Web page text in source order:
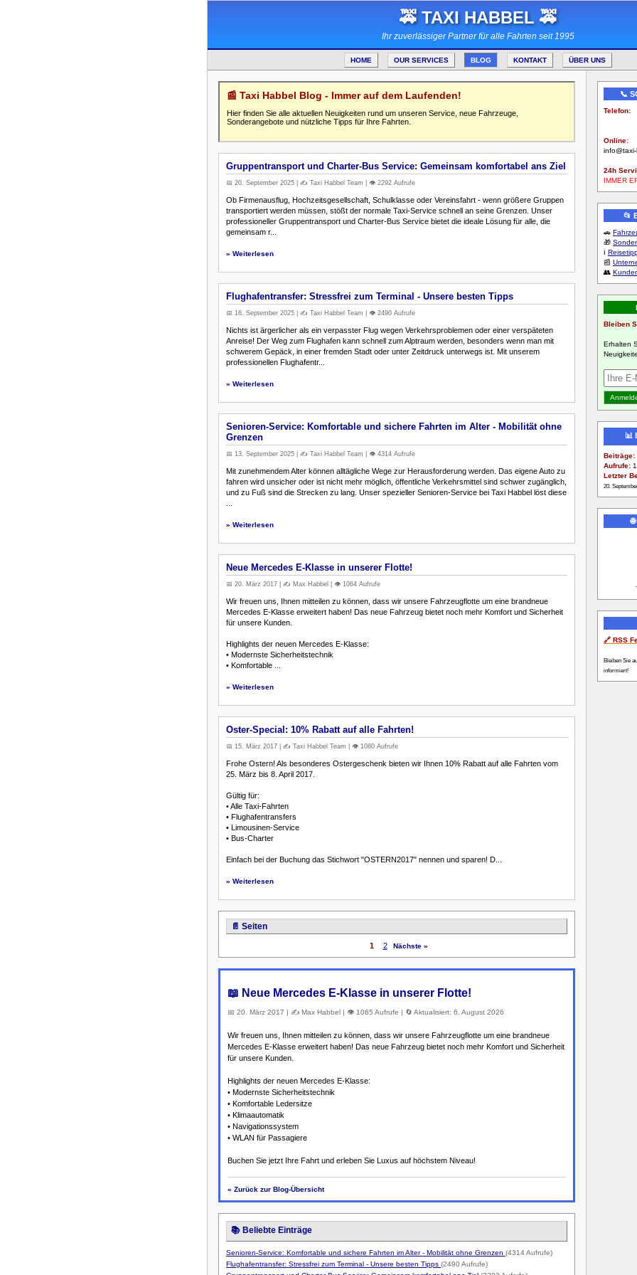
🚕 TAXI HABBEL 🚕
Ihr zuverlässiger Partner für alle Fahrten seit 1995
HOME OUR SERVICES BLOG KONTAKT ÜBER UNS
📰 Taxi Habbel Blog - Immer auf dem Laufenden!
Hier finden Sie alle aktuellen Neuigkeiten rund um unseren Service, neue Fahrzeuge,
Sonderangebote und nützliche Tipps für Ihre Fahrten.
Gruppentransport und Charter-Bus Service: Gemeinsam komfortabel ans Ziel
📅 20. September 2025 | ✍️ Taxi Habbel Team | 👁️ 2292 Aufrufe
Ob Firmenausflug, Hochzeitsgesellschaft, Schulklasse oder Vereinsfahrt - wenn größere Gruppen
transportiert werden müssen, stößt der normale Taxi-Service schnell an seine Grenzen. Unser
professioneller Gruppentransport und Charter-Bus Service bietet die ideale Lösung für alle, die
gemeinsam r...
» Weiterlesen
Flughafentransfer: Stressfrei zum Terminal - Unsere besten Tipps
📅 16. September 2025 | ✍️ Taxi Habbel Team | 👁️ 2490 Aufrufe
Nichts ist ärgerlicher als ein verpasster Flug wegen Verkehrsproblemen oder einer verspäteten
Anreise! Der Weg zum Flughafen kann schnell zum Alptraum werden, besonders wenn man mit
schwerem Gepäck, in einer fremden Stadt oder unter Zeitdruck unterwegs ist. Mit unserem
professionellen Flughafentr...
» Weiterlesen
Senioren-Service: Komfortable und sichere Fahrten im Alter - Mobilität ohne
Grenzen
📅 13. September 2025 | ✍️ Taxi Habbel Team | 👁️ 4314 Aufrufe
Mit zunehmendem Alter können alltägliche Wege zur Herausforderung werden. Das eigene Auto zu
fahren wird unsicher oder ist nicht mehr möglich, öffentliche Verkehrsmittel sind schwer zugänglich,
und zu Fuß sind die Strecken zu lang. Unser spezieller Senioren-Service bei Taxi Habbel löst diese
» Weiterlesen
Neue Mercedes E-Klasse in unserer Flotte!
📅 20. März 2017 | ✍️ Max Habbel | 👁️ 1064 Aufrufe
Wir freuen uns, Ihnen mitteilen zu können, dass wir unsere Fahrzeugflotte um eine brandneue
Mercedes E-Klasse erweitert haben! Das neue Fahrzeug bietet noch mehr Komfort und Sicherheit
für unsere Kunden.
Highlights der neuen Mercedes E-Klasse:
• Modernste Sicherheitstechnik
• Komfortable ...
» Weiterlesen
Oster-Special: 10% Rabatt auf alle Fahrten!
📅 15. März 2017 | ✍️ Taxi Habbel Team | 👁️ 1080 Aufrufe
Frohe Ostern! Als besonderes Ostergeschenk bieten wir Ihnen 10% Rabatt auf alle Fahrten vom
25. März bis 8. April 2017.
Gültig für:
• Alle Taxi-Fahrten
• Flughafentransfers
• Limousinen-Service
• Bus-Charter
Einfach bei der Buchung das Stichwort "OSTERN2017" nennen und sparen! D...
» Weiterlesen
📄 Seiten
1 2 Nächste »
📖 Neue Mercedes E-Klasse in unserer Flotte!
📅 20. März 2017 | ✍️ Max Habbel | 👁️ 1065 Aufrufe | 🔄 Aktualisiert: 6. August 2026
Wir freuen uns, Ihnen mitteilen zu können, dass wir unsere Fahrzeugflotte um eine brandneue
Mercedes E-Klasse erweitert haben! Das neue Fahrzeug bietet noch mehr Komfort und Sicherheit
für unsere Kunden.
Highlights der neuen Mercedes E-Klasse:
• Modernste Sicherheitstechnik
• Komfortable Ledersitze
• Klimaautomatik
• Navigationssystem
• WLAN für Passagiere
Buchen Sie jetzt Ihre Fahrt und erleben Sie Luxus auf höchstem Niveau!
« Zurück zur Blog-Übersicht
📚 Beliebte Einträge
Senioren-Service: Komfortable und sichere Fahrten im Alter - Mobilität ohne Grenzen (4314 Aufrufe)
Flughafentransfer: Stressfrei zum Terminal - Unsere besten Tipps (2490 Aufrufe)
📞
Telefon:
Online:
24h
IMMER
📂
🚗
🎁
ℹ️
📰
👥
Bleiben
Erhalten
📊
Beiträge:
Aufrufe:
Letzter
20.
🔗 RSS
Bleiben Sie
informiert!